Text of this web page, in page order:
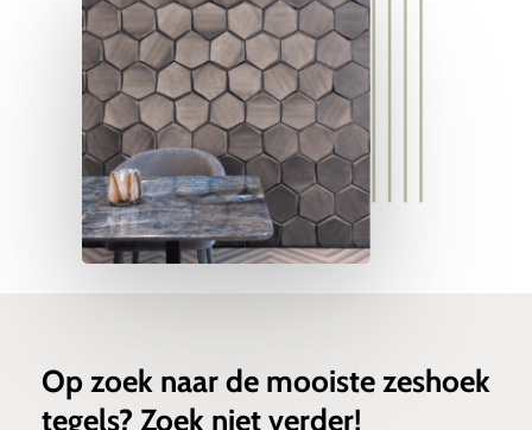
Op zoek naar de mooiste zeshoek
tegels? Zoek niet verder!